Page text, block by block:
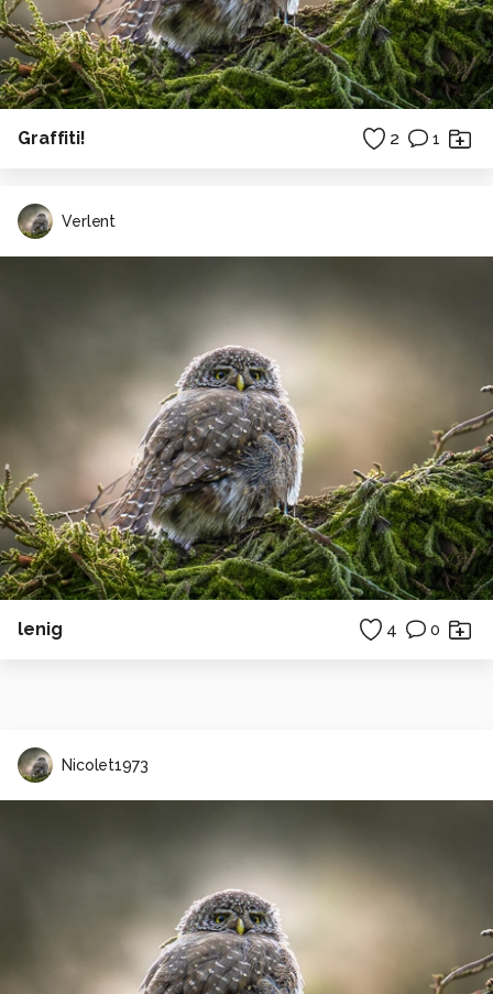
Graffiti! 2 1
Verlent
lenig 4 0
Nicolet1973